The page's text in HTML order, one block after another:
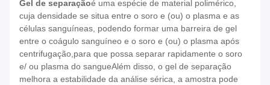
Gel de separaçãoé uma espécie de material polimérico,
cuja densidade se situa entre o soro e (ou) o plasma e as
células sanguíneas, podendo formar uma barreira de gel
entre o coágulo sanguíneo e o soro e (ou) o plasma após
centrifugação,para que possa separar rapidamente o soro
e/ ou plasma do sangueAlém disso, o gel de separação
melhora a estabilidade da análise sérica, a amostra pode